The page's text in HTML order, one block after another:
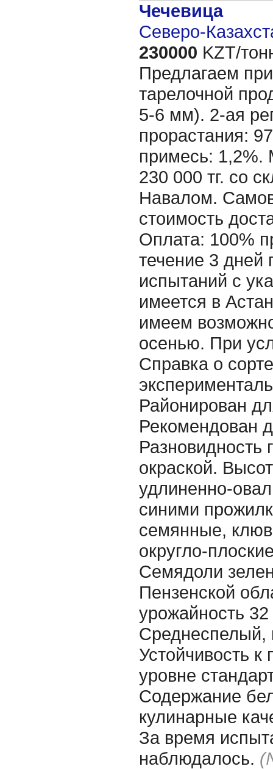
Чечевица
Северо-
230000 KZT/
Предлагаем
тарелочной
5-6 мм). 2-ая
прорастания:
примесь: 1,2%.
230 000 тг. со
Навалом.
стоимость
Оплата: 100%
течение 3
испытаний с
имеется в
имеем
осенью. При
Справка о
Районирован
Рекомендован
Разновидность
окраской.
удлиненно-
синими
семянные,
округло-
Семядоли
Пензенской
урожайность
Среднеспелый,
Устойчивость
уровне
Содержание
кулинарные
За время
наблюдалось.